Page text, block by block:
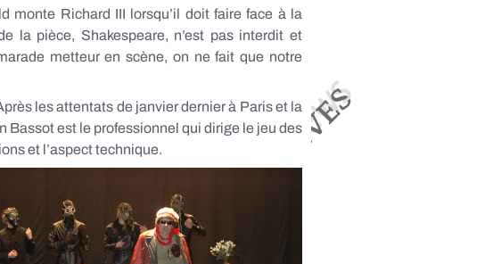
monte Richard III lorsqu’il doit faire face à la
la pièce, Shakespeare, n’est pas interdit et
metteur en scène, on ne fait que notre
les attentats de janvier dernier à Paris et la
Bassot est le professionnel qui dirige le jeu des
et l’aspect technique.